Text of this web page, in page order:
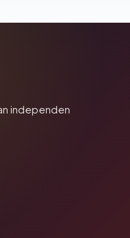
independen